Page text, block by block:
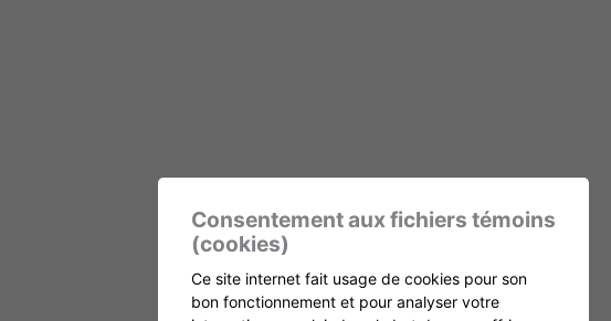
Consentement aux fichiers témoins
(cookies)
Ce site internet fait usage de cookies pour son
bon fonctionnement et pour analyser votre